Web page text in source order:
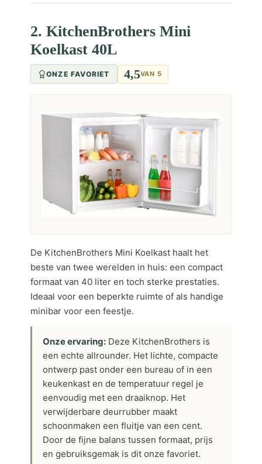
2. KitchenBrothers Mini
Koelkast 40L
ONZE FAVORIET 4,5VAN 5
De KitchenBrothers Mini Koelkast haalt het
beste van twee werelden in huis: een compact
formaat van 40 liter en toch sterke prestaties.
Ideaal voor een beperkte ruimte of als handige
minibar voor een feestje.
Onze ervaring: Deze KitchenBrothers is
een echte allrounder. Het lichte, compacte
ontwerp past onder een bureau of in een
keukenkast en de temperatuur regel je
eenvoudig met een draaiknop. Het
verwijderbare deurrubber maakt
schoonmaken een fluitje van een cent.
Door de fijne balans tussen formaat, prijs
en gebruiksgemak is dit onze favoriet.